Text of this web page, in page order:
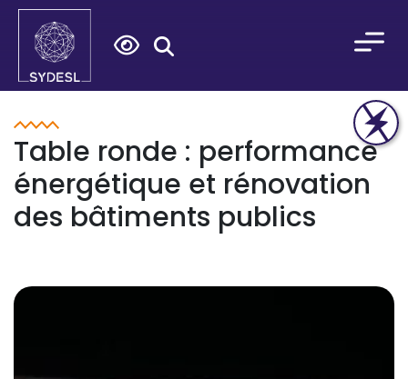
Search
for:
Table ronde : performance
énergétique et rénovation
des bâtiments publics